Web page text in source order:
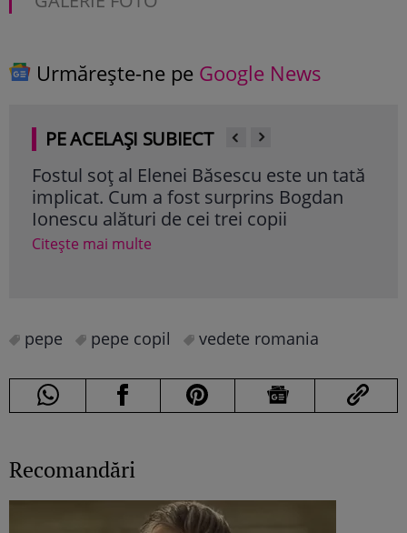
Urmărește-ne pe Google News
PE ACELAȘI SUBIECT
Fostul soț al Elenei Băsescu este un tată
implicat. Cum a fost surprins Bogdan
Ionescu alături de cei trei copii
Citește mai multe
pepe pepe copil vedete romania
Recomandări